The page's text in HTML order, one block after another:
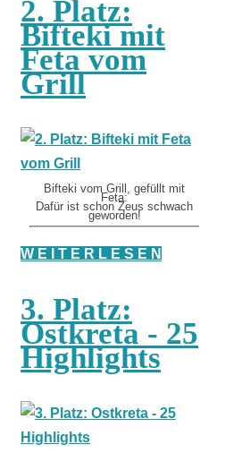
2. Platz:
Bifteki mit
Feta vom
Grill
Bifteki vom Grill, gefüllt mit
Feta:
Dafür ist schon Zeus schwach
geworden!
W E I T E R L E S E N
3. Platz:
Ostkreta - 25
Highlights